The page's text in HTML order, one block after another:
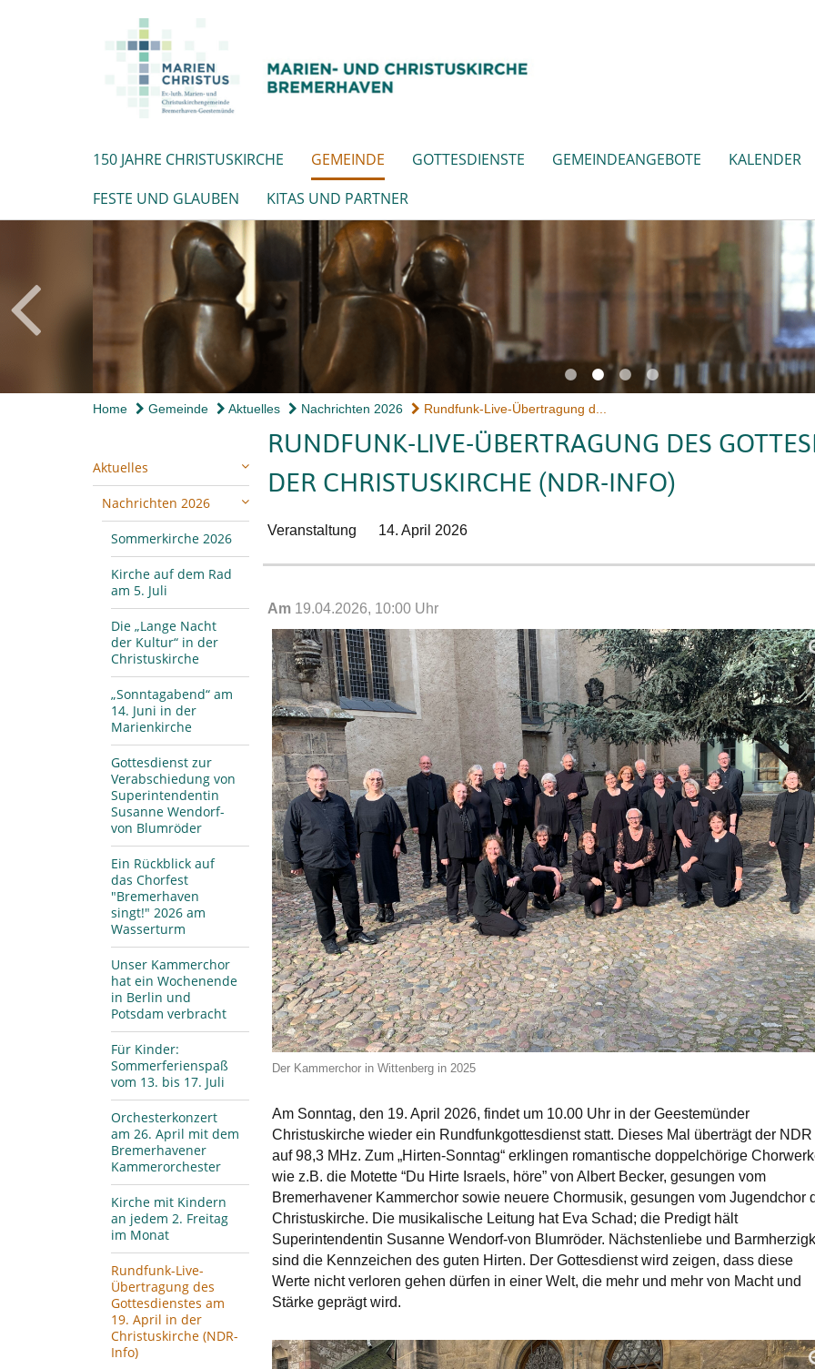
150 JAHRE CHRISTUSKIRCHE GEMEINDE GOTTESDIENSTE GEMEINDEANGEBOTE
KALENDER
FESTE UND GLAUBEN
KITAS UND PARTNER
Home Gemeinde Aktuelles Nachrichten 2026 Rundfunk-Live-Übertragung d...
Aktuelles
Nachrichten 2026
Sommerkirche 2026
Kirche auf dem Rad
am 5. Juli
Die „Lange Nacht
der Kultur“ in der
Christuskirche
„Sonntagabend“ am
14. Juni in der
Marienkirche
Gottesdienst zur
Verabschiedung von
Superintendentin
Susanne Wendorf-
von Blumröder
Ein Rückblick auf
das Chorfest
"Bremerhaven
singt!" 2026 am
Wasserturm
Unser Kammerchor
hat ein Wochenende
in Berlin und
Potsdam verbracht
Für Kinder:
Sommerferienspaß
vom 13. bis 17. Juli
Orchesterkonzert
am 26. April mit dem
Bremerhavener
Kammerorchester
Kirche mit Kindern
an jedem 2. Freitag
im Monat
Rundfunk-Live-
Übertragung des
Gottesdienstes am
19. April in der
Christuskirche (NDR-
Info)
RUNDFUNK-LIVE-ÜBERTRAGUNG DES
DER CHRISTUSKIRCHE (NDR-INFO)
Veranstaltung 14. April 2026
Am 19.04.2026, 10:00 Uhr
Der Kammerchor in Wittenberg in 2025
Am Sonntag, den 19. April 2026, findet um 10.00 Uhr in der Geestemünder
Christuskirche wieder ein Rundfunkgottesdienst statt. Dieses Mal überträgt der NDR
auf 98,3 MHz. Zum „Hirten-Sonntag“ erklingen romantische doppelchörige
wie z.B. die Motette “Du Hirte Israels, höre” von Albert Becker, gesungen vom
Bremerhavener Kammerchor sowie neuere Chormusik, gesungen vom Jugendchor
Christuskirche. Die musikalische Leitung hat Eva Schad; die Predigt hält
Superintendentin Susanne Wendorf-von Blumröder. Nächstenliebe und
sind die Kennzeichen des guten Hirten. Der Gottesdienst wird zeigen, dass diese
Werte nicht verloren gehen dürfen in einer Welt, die mehr und mehr von Macht und
Stärke geprägt wird.